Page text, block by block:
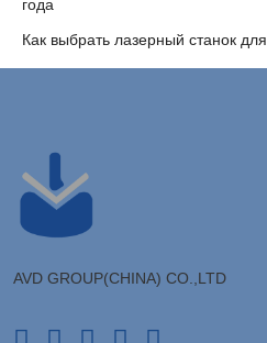
года
Как выбрать лазерный станок
AVD GROUP(CHINA) CO.,LTD